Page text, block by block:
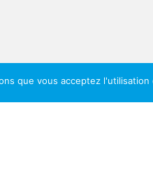
que vous acceptez l'utilisation